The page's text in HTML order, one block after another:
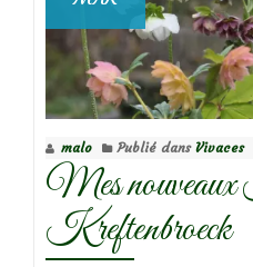
malo Publié dans Vivaces
Mes nouveaux
Kreftenbroeck